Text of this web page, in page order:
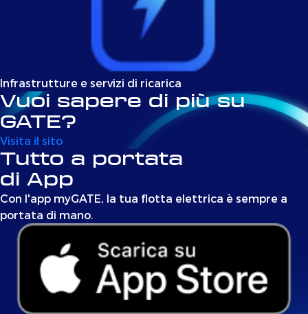
Infrastrutture e servizi di ricarica
Vuoi sapere di più su
GATE?
Visita il sito
Tutto a portata
di App
Con l'app myGATE, la tua flotta elettrica è sempre a
portata di mano.